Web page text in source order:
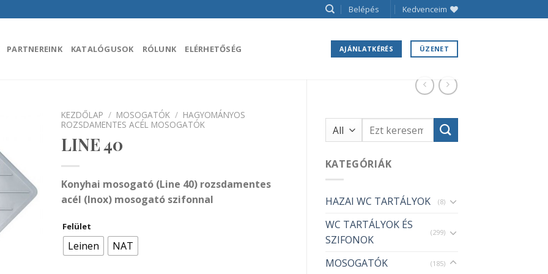
Belépés Kedvenceim
PARTNEREINK KATALÓGUSOK RÓLUNK ELÉRHETŐSÉG AJÁNLATKÉRÉS ÜZENET
Keresés
a
KATEGÓRIÁK
HAZAI WC TARTÁLYOK (8)
WC TARTÁLYOK ÉS
SZIFONOK
(299)
MOSOGATÓK (185)
a
KEZDŐLAP / MOSOGATÓK / HAGYOMÁNYOS
ROZSDAMENTES ACÉL MOSOGATÓK
LINE 40
Konyhai mosogató (Line 40) rozsdamentes
acél (Inox) mosogató szifonnal
Felület
Leinen NAT